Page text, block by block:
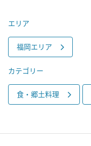
エリア
福岡エリア
カテゴリー
食・郷土料理